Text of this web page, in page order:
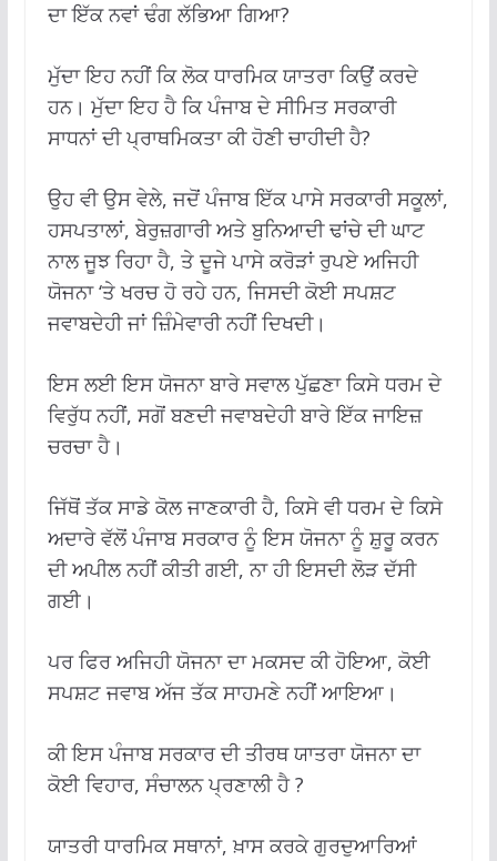
ਦਾ ਇੱਕ ਨਵਾਂ ਢੰਗ ਲੱਭਿਆ ਗਿਆ?
ਮੁੱਦਾ ਇਹ ਨਹੀਂ ਕਿ ਲੋਕ ਧਾਰਮਿਕ ਯਾਤਰਾ ਕਿਉਂ ਕਰਦੇ
ਹਨ। ਮੁੱਦਾ ਇਹ ਹੈ ਕਿ ਪੰਜਾਬ ਦੇ ਸੀਮਿਤ ਸਰਕਾਰੀ
ਸਾਧਨਾਂ ਦੀ ਪ੍ਰਾਥਮਿਕਤਾ ਕੀ ਹੋਣੀ ਚਾਹੀਦੀ ਹੈ?
ਉਹ ਵੀ ਉਸ ਵੇਲੇ, ਜਦੋਂ ਪੰਜਾਬ ਇੱਕ ਪਾਸੇ ਸਰਕਾਰੀ ਸਕੂਲਾਂ,
ਹਸਪਤਾਲਾਂ, ਬੇਰੁਜ਼ਗਾਰੀ ਅਤੇ ਬੁਨਿਆਦੀ ਢਾਂਚੇ ਦੀ ਘਾਟ
ਨਾਲ ਜੂਝ ਰਿਹਾ ਹੈ, ਤੇ ਦੂਜੇ ਪਾਸੇ ਕਰੋੜਾਂ ਰੁਪਏ ਅਜਿਹੀ
ਯੋਜਨਾ ‘ਤੇ ਖਰਚ ਹੋ ਰਹੇ ਹਨ, ਜਿਸਦੀ ਕੋਈ ਸਪਸ਼ਟ
ਜਵਾਬਦੇਹੀ ਜਾਂ ਜ਼ਿੰਮੇਵਾਰੀ ਨਹੀਂ ਦਿਖਦੀ।
ਇਸ ਲਈ ਇਸ ਯੋਜਨਾ ਬਾਰੇ ਸਵਾਲ ਪੁੱਛਣਾ ਕਿਸੇ ਧਰਮ ਦੇ
ਵਿਰੁੱਧ ਨਹੀਂ, ਸਗੋਂ ਬਣਦੀ ਜਵਾਬਦੇਹੀ ਬਾਰੇ ਇੱਕ ਜਾਇਜ਼
ਚਰਚਾ ਹੈ।
ਜਿੱਥੋਂ ਤੱਕ ਸਾਡੇ ਕੋਲ ਜਾਣਕਾਰੀ ਹੈ, ਕਿਸੇ ਵੀ ਧਰਮ ਦੇ ਕਿਸੇ
ਅਦਾਰੇ ਵੱਲੋਂ ਪੰਜਾਬ ਸਰਕਾਰ ਨੂੰ ਇਸ ਯੋਜਨਾ ਨੂੰ ਸ਼ੁਰੂ ਕਰਨ
ਦੀ ਅਪੀਲ ਨਹੀਂ ਕੀਤੀ ਗਈ, ਨਾ ਹੀ ਇਸਦੀ ਲੋੜ ਦੱਸੀ
ਗਈ।
ਪਰ ਫਿਰ ਅਜਿਹੀ ਯੋਜਨਾ ਦਾ ਮਕਸਦ ਕੀ ਹੋਇਆ, ਕੋਈ
ਸਪਸ਼ਟ ਜਵਾਬ ਅੱਜ ਤੱਕ ਸਾਹਮਣੇ ਨਹੀਂ ਆਇਆ।
ਕੀ ਇਸ ਪੰਜਾਬ ਸਰਕਾਰ ਦੀ ਤੀਰਥ ਯਾਤਰਾ ਯੋਜਨਾ ਦਾ
ਕੋਈ ਵਿਹਾਰ, ਸੰਚਾਲਨ ਪ੍ਰਣਾਲੀ ਹੈ ?
ਯਾਤਰੀ ਧਾਰਮਿਕ ਸਥਾਨਾਂ, ਖ਼ਾਸ ਕਰਕੇ ਗੁਰਦੁਆਰਿਆਂ